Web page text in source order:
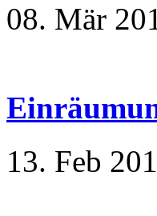
08. Mär
13. Feb